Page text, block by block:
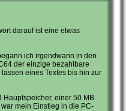
darauf ist eine etwas
ich irgendwann in den
der einzige bezahlbare
eines Textes bis hin zur
Hauptspeicher, einer 50 MB
mein Einstieg in die PC-